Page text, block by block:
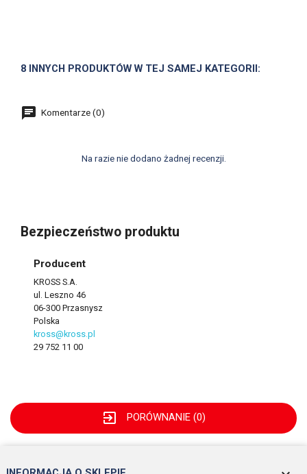
8 INNYCH PRODUKTÓW W TEJ SAMEJ KATEGORII:
Komentarze (0)
Na razie nie dodano żadnej recenzji.
Bezpieczeństwo produktu
Producent
KROSS S.A.
ul. Leszno 46
06-300 Przasnysz
Polska
kross@kross.pl
29 752 11 00
exit_to_app PORÓWNANIE (0)